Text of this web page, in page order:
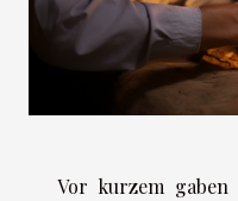
Vor kurzem gaben